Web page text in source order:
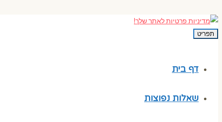
תפריט
דף בית
שאלות נפוצות